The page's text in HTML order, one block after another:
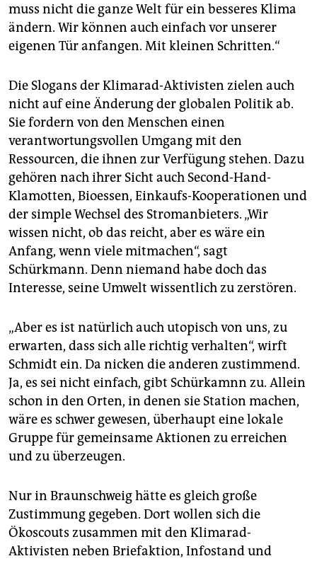
muss nicht die ganze Welt für ein besseres Klima
ändern. Wir können auch einfach vor unserer
eigenen Tür anfangen. Mit kleinen Schritten.“
Die Slogans der Klimarad-Aktivisten zielen auch
nicht auf eine Änderung der globalen Politik ab.
Sie fordern von den Menschen einen
verantwortungsvollen Umgang mit den
Ressourcen, die ihnen zur Verfügung stehen. Dazu
gehören nach ihrer Sicht auch Second-Hand-
Klamotten, Bioessen, Einkaufs-Kooperationen und
der simple Wechsel des Stromanbieters. „Wir
wissen nicht, ob das reicht, aber es wäre ein
Anfang, wenn viele mitmachen“, sagt
Schürkmann. Denn niemand habe doch das
Interesse, seine Umwelt wissentlich zu zerstören.
„Aber es ist natürlich auch utopisch von uns, zu
erwarten, dass sich alle richtig verhalten“, wirft
Schmidt ein. Da nicken die anderen zustimmend.
Ja, es sei nicht einfach, gibt Schürkamnn zu. Allein
schon in den Orten, in denen sie Station machen,
wäre es schwer gewesen, überhaupt eine lokale
Gruppe für gemeinsame Aktionen zu erreichen
und zu überzeugen.
Nur in Braunschweig hätte es gleich große
Zustimmung gegeben. Dort wollen sich die
Ökoscouts zusammen mit den Klimarad-
Aktivisten neben Briefaktion, Infostand und